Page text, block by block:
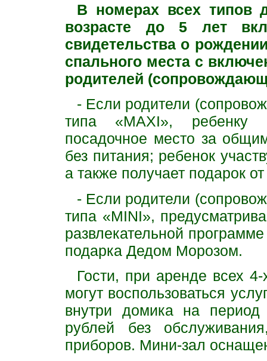
В номерах всех типов
возрасте до 5 лет
свидетельства о
спального места с
родителей
- Если родители
типа «MAXI», ребенку
посадочное место за
без питания; ребенок
а также получает подарок
- Если родители
типа «MINI»,
развлекательной
подарка Дедом Морозом.
Гости, при аренде всех
могут воспользоваться
внутри домика на
рублей без
приборов. Мини-зал